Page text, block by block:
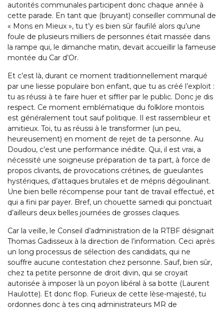
autorités communales participent donc chaque année à
cette parade. En tant que (bruyant) conseiller communal de
« Mons en Mieux », tu t’y es bien sûr faufilé alors qu’une
foule de plusieurs milliers de personnes était massée dans
la rampe qui, le dimanche matin, devait accueillir la fameuse
montée du Car d’Or.
Et c’est là, durant ce moment traditionnellement marqué
par une liesse populaire bon enfant, que tu as créé l’exploit :
tu as réussi à te faire huer et siffler par le public. Donc je dis
respect. Ce moment emblématique du folklore montois
est généralement tout sauf politique. Il est rassembleur et
amitieux. Toi, tu as réussi à le transformer (un peu,
heureusement) en moment de rejet de ta personne. Au
Doudou, c’est une performance inédite. Qui, il est vrai, a
nécessité une soigneuse préparation de ta part, à force de
propos clivants, de provocations crétines, de gueulantes
hystériques, d’attaques brutales et de mépris dégoulinant.
Une bien belle récompense pour tant de travail effectué, et
qui a fini par payer. Bref, un chouette samedi qui ponctuait
d’ailleurs deux belles journées de grosses claques.
Car la veille, le Conseil d’administration de la RTBF désignait
Thomas Gadisseux à la direction de l’information. Ceci après
un long processus de sélection des candidats, qui ne
souffre aucune contestation chez personne. Sauf, bien sûr,
chez ta petite personne de droit divin, qui se croyait
autorisée à imposer là un poyon libéral à sa botte (Laurent
Haulotte). Et donc flop. Furieux de cette lèse-majesté, tu
ordonnes donc à tes cinq administrateurs MR de